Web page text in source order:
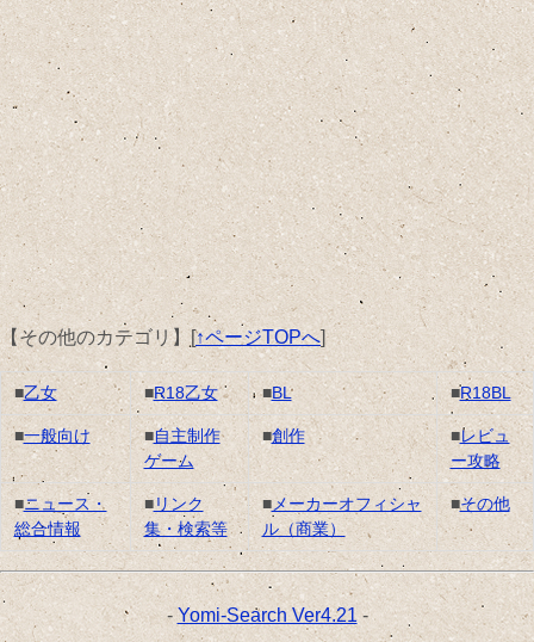
【その他のカテゴリ】[↑ページTOPへ]
■乙女 ■R18乙女 ■BL ■R18BL
■一般向け ■自主制作
ゲーム
■創作 ■レビュ
ー攻略
■ニュース・
総合情報
■リンク
集・検索等
■メーカーオフィシャ
ル（商業）
■その他
-Yomi-Search Ver4.21-